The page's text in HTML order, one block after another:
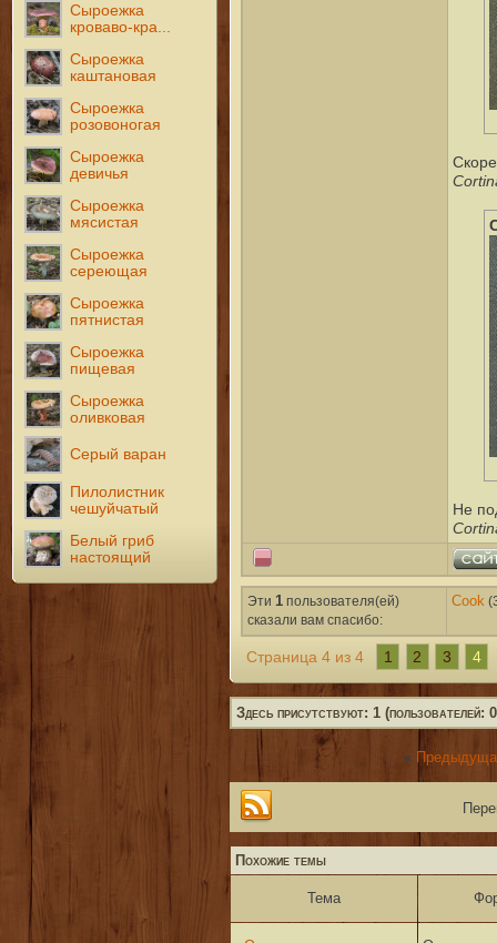
Сыроежка
кроваво-кра...
Сыроежка
каштановая
Сыроежка
розовоногая
Сыроежка
девичья
Сыроежка
мясистая
Сыроежка
сереющая
Сыроежка
пятнистая
Сыроежка
пищевая
Сыроежка
оливковая
Серый варан
Пилолистник
чешуйчатый
Белый гриб
настоящий
Не
Эти 1пользователя(ей)
сказали вам cпасибо:
Cook
Страница 4 из 4 1 2 3 4
Здесь присутствуют: 1 (пользователей:
«
Похожие темы
Тема